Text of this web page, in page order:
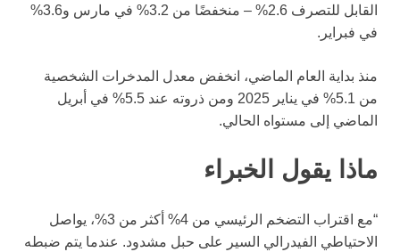
القابل للتصرف 2.6% – منخفضًا من 3.2% في مارس و3.6%
في فبراير.
منذ بداية العام الماضي، انخفض معدل المدخرات الشخصية
من 5.1% في يناير 2025 ومن ذروته عند 5.5% في أبريل
الماضي إلى مستواه الحالي.
ماذا يقول الخبراء
“مع اقتراب التضخم الرئيسي من 4% أكثر من 3%، يواصل
الاحتياطي الفيدرالي السير على حبل مشدود. عندما يتم ضبطه